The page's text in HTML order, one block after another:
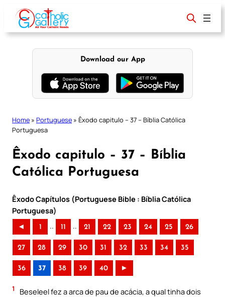
content
Download our App
Home » Portuguese » Êxodo capitulo – 37 – Bíblia Católica
Portuguesa
Êxodo capitulo – 37 – Bíblia
Católica Portuguesa
Êxodo Capítulos (Portuguese Bible : Bíblia Católica
Portuguesa)
◄ 1 .. 11 .. 21 22 23 24 25 26
27 28 29 30 31 32 33 34 35
36 37 38 39 40 ►
1
Beseleel fez a arca de pau de acácia, a qual tinha dois